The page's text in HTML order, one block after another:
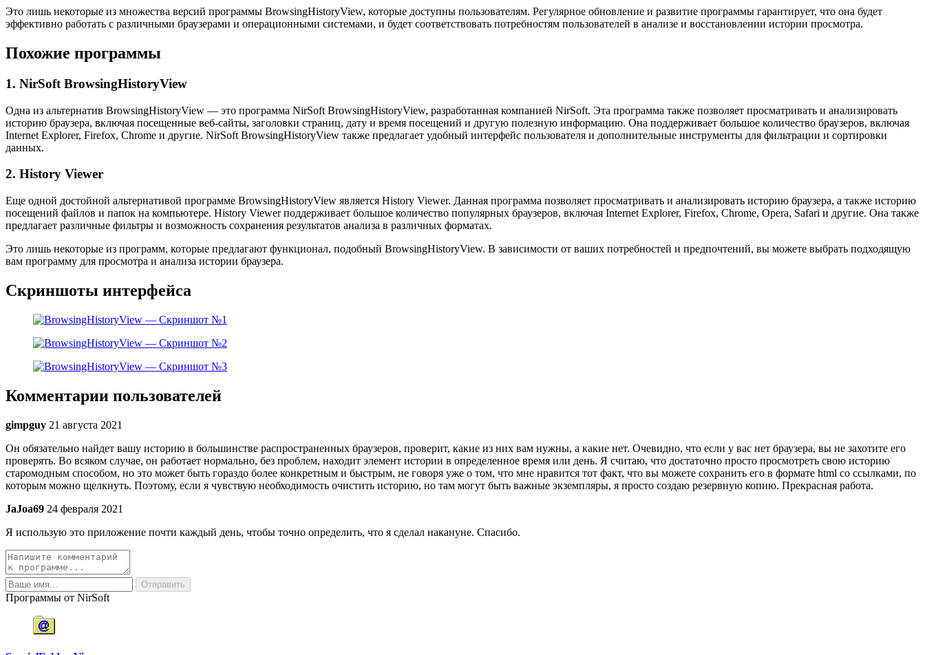
Это лишь некоторые из множества версий программы BrowsingHistoryView, которые доступны пользователям. Регулярное обновление и развитие программы гарантирует, что она будет
эффективно работать с различными браузерами и операционными системами, и будет соответствовать потребностям пользователей в анализе и восстановлении истории просмотра.
Похожие программы
1. NirSoft BrowsingHistoryView
Одна из альтернатив BrowsingHistoryView — это программа NirSoft BrowsingHistoryView, разработанная компанией NirSoft. Эта программа также позволяет просматривать и анализировать
историю браузера, включая посещенные веб-сайты, заголовки страниц, дату и время посещений и другую полезную информацию. Она поддерживает большое количество браузеров, включая
Internet Explorer, Firefox, Chrome и другие. NirSoft BrowsingHistoryView также предлагает удобный интерфейс пользователя и дополнительные инструменты для фильтрации и сортировки
данных.
2. History Viewer
Еще одной достойной альтернативой программе BrowsingHistoryView является History Viewer. Данная программа позволяет просматривать и анализировать историю браузера, а также историю
посещений файлов и папок на компьютере. History Viewer поддерживает большое количество популярных браузеров, включая Internet Explorer, Firefox, Chrome, Opera, Safari и другие. Она также
предлагает различные фильтры и возможность сохранения результатов анализа в различных форматах.
Это лишь некоторые из программ, которые предлагают функционал, подобный BrowsingHistoryView. В зависимости от ваших потребностей и предпочтений, вы можете выбрать подходящую
вам программу для просмотра и анализа истории браузера.
Скриншоты интерфейса
Комментарии пользователей
gimpguy 21 августа 2021
Он обязательно найдет вашу историю в большинстве распространенных браузеров, проверит, какие из них вам нужны, а какие нет. Очевидно, что если у вас нет браузера, вы не захотите его
проверять. Во всяком случае, он работает нормально, без проблем, находит элемент истории в определенное время или день. Я считаю, что достаточно просто просмотреть свою историю
старомодным способом, но это может быть гораздо более конкретным и быстрым, не говоря уже о том, что мне нравится тот факт, что вы можете сохранить его в формате html со ссылками, по
которым можно щелкнуть. Поэтому, если я чувствую необходимость очистить историю, но там могут быть важные экземпляры, я просто создаю резервную копию. Прекрасная работа.
JaJoa69 24 февраля 2021
Я использую это приложение почти каждый день, чтобы точно определить, что я сделал накануне. Спасибо.
Программы от NirSoft